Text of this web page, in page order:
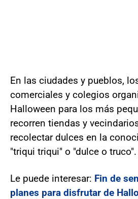
En las ciudades y pueblos,
comerciales y colegios
Halloween para los más
recorren tiendas y
recolectar dulces en la
"triqui triqui" o "dulce o truco".
Le puede interesar: Fin de
planes para disfrutar de